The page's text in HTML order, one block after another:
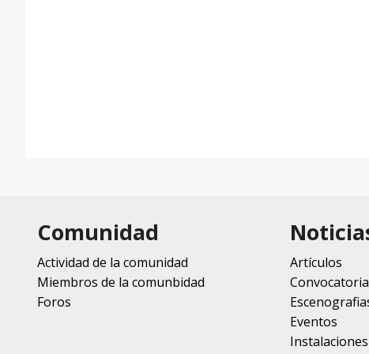
Comunidad
Actividad de la comunidad
Miembros de la comunbidad
Foros
Artículos
Eventos
Instalaciones